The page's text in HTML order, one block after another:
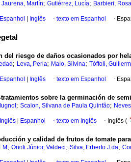
Jaurena, Martín; Gutiérrez, Lucía; Barbieri,
Inglês · texto em Espanhol ·
del riesgo de daños ocasionados por
; Leva, Perla; Maio, Silvina; Tóffoli,
Inglês · texto em Espanhol ·
tratamientos sobre la germinación de
; Scalon, Silvana de Paula Quintão;
Espanhol · texto em Inglês · Inglês (
y calidad de frutos de tomate
; Orioli Júnior, Valdeci; Silva, Erberto J da;